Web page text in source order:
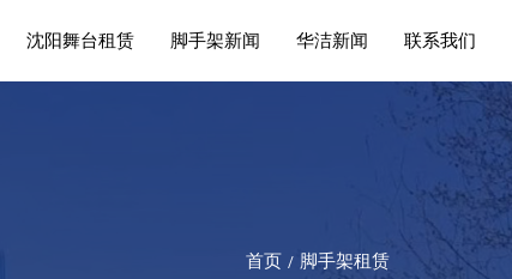
沈阳舞台租赁 脚手架新闻 华洁新闻 联系我们
首页 / 脚手架租赁